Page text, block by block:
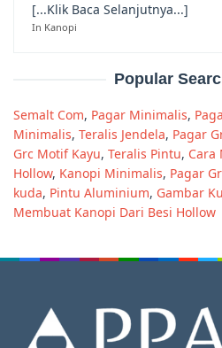
[...Klik Baca Selanjutnya...]
In Kanopi
Popular
Semalt Com, Pagar Minimalis,
Minimalis, Teralis Jendela, Pagar
Grc Motif Kayu, Teralis Pintu, Cara
Hollow, Kanopi Minimalis, Pagar
kuda, Pintu Aluminium, Gambar
Membuat Kanopi Dari Besi Hollow